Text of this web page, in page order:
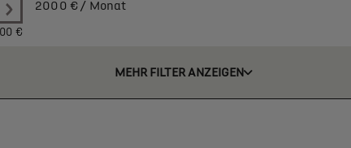
€
2000 € / Monat
MEHR FILTER ANZEIGEN